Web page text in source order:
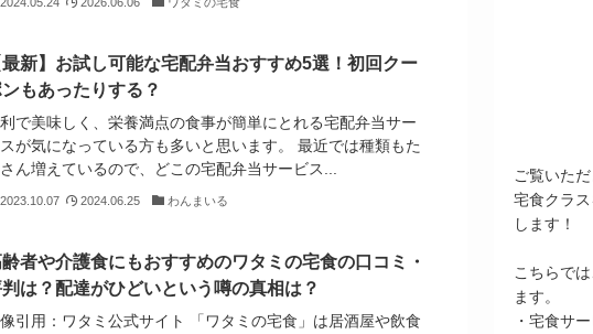
新】お試し可能な宅配弁当おすすめ5選！初回クー
もあったりする？
で美味しく、栄養満点の食事が簡単にとれる宅配弁当サー
が気になっている方も多いと思います。 最近では種類もた
ん増えているので、どこの宅配弁当サービス...
2023.10.07 2024.06.25 わんまいる
者や介護食にもおすすめのワタミの宅食の口コミ・
は？配達がひどいという噂の真相は？
引用：ワタミ公式サイト 「ワタミの宅食」は居酒屋や飲食
ご覧いた
宅食クラ
します！
こちらで
ます。
・宅食サ